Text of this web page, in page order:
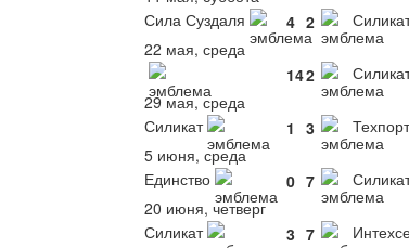
Сила Суздаля
4 2
22 мая, среда
142
29 мая, среда
Силикат
1 3 Техпорт
5 июня, среда
Единство
0 7
20 июня, четверг
Силикат
3 7